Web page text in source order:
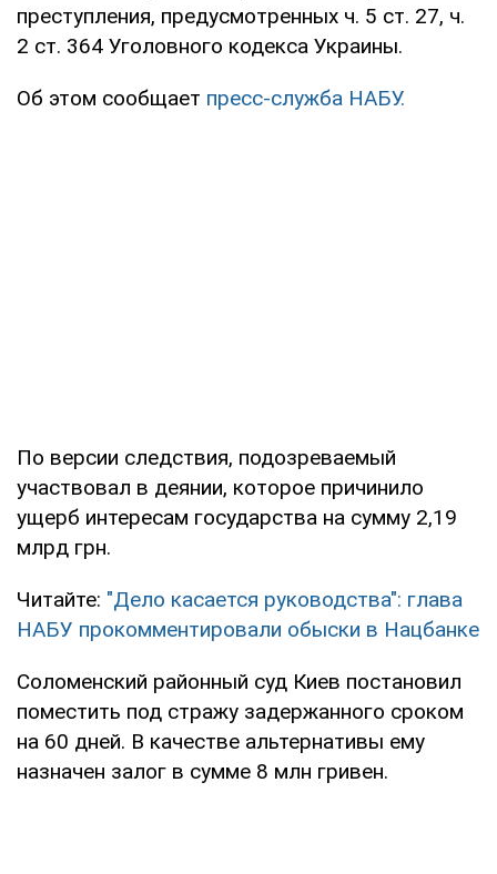
преступления, предусмотренных ч. 5 ст. 27, ч.
2 ст. 364 Уголовного кодекса Украины.
Об этом сообщает пресс-служба НАБУ.
По версии следствия, подозреваемый
участвовал в деянии, которое причинило
ущерб интересам государства на сумму 2,19
млрд грн.
Читайте: "Дело касается руководства": глава
НАБУ прокомментировали обыски в Нацбанке
Соломенский районный суд Киев постановил
поместить под стражу задержанного сроком
на 60 дней. В качестве альтернативы ему
назначен залог в сумме 8 млн гривен.